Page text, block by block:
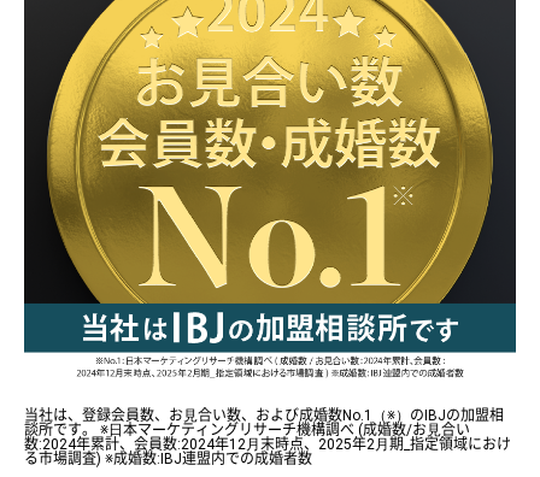
当社は、登録会員数、お⾒合い数、および成婚数No.1（※）のIBJの加盟相
談所です。 ※⽇本マーケティングリサーチ機構調べ (成婚数/お⾒合い
数:2024年累計、会員数:2024年12⽉末時点、2025年2⽉期_指定領域におけ
る市場調査) ※成婚数:IBJ連盟内での成婚者数